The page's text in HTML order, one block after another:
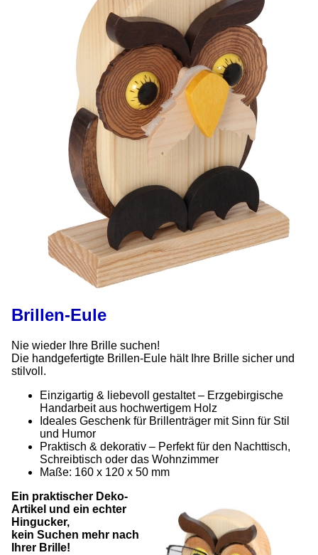
Brillen-Eule
Nie wieder Ihre Brille suchen!
Die handgefertigte Brillen-Eule hält Ihre Brille sicher und
stilvoll.
Einzigartig & liebevoll gestaltet – Erzgebirgische
Handarbeit aus hochwertigem Holz
Ideales Geschenk für Brillenträger mit Sinn für Stil
und Humor
Praktisch & dekorativ – Perfekt für den Nachttisch,
Schreibtisch oder das Wohnzimmer
Maße: 160 x 120 x 50 mm
Ein praktischer Deko-
Artikel und ein echter
Hingucker,
kein Suchen mehr nach
Ihrer Brille!